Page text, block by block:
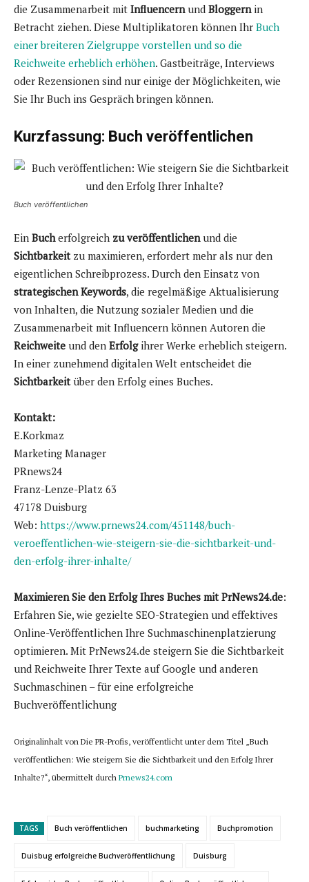
die Zusammenarbeit mit Influencern und Bloggern in
Betracht ziehen. Diese Multiplikatoren können Ihr Buch
einer breiteren Zielgruppe vorstellen und so die
Reichweite erheblich erhöhen. Gastbeiträge, Interviews
oder Rezensionen sind nur einige der Möglichkeiten, wie
Sie Ihr Buch ins Gespräch bringen können.
Kurzfassung: Buch veröffentlichen
Buch veröffentlichen
Ein Buch erfolgreich zu veröffentlichen und die
Sichtbarkeitzu maximieren, erfordert mehr als nur den
eigentlichen Schreibprozess. Durch den Einsatz von
strategischen Keywords, die regelmäßige Aktualisierung
von Inhalten, die Nutzung sozialer Medien und die
Zusammenarbeit mit Influencern können Autoren die
Reichweite und den Erfolgihrer Werke erheblich steigern.
In einer zunehmend digitalen Welt entscheidet die
Sichtbarkeitüber den Erfolg eines Buches.
Kontakt:
E.Korkmaz
Marketing Manager
PRnews24
Franz-Lenze-Platz 63
47178 Duisburg
Web: https://www.prnews24.com/451148/buch-
veroeffentlichen-wie-steigern-sie-die-sichtbarkeit-und-
den-erfolg-ihrer-inhalte/
Maximieren Sie den Erfolg Ihres Buches mit PrNews24.de:
Erfahren Sie, wie gezielte SEO-Strategien und effektives
Online-Veröffentlichen Ihre Suchmaschinenplatzierung
optimieren. Mit PrNews24.de steigern Sie die Sichtbarkeit
und Reichweite Ihrer Texte auf Google und anderen
Suchmaschinen – für eine erfolgreiche
Buchveröffentlichung
Originalinhalt von Die PR-Profis, veröffentlicht unter dem Titel „Buch
veröffentlichen: Wie steigern Sie die Sichtbarkeit und den Erfolg Ihrer
Inhalte?“, übermittelt durch Prnews24.com
TAGS Buch veröffentlichen buchmarketing Buchpromotion
Duisbug erfolgreiche Buchveröffentlichung Duisburg